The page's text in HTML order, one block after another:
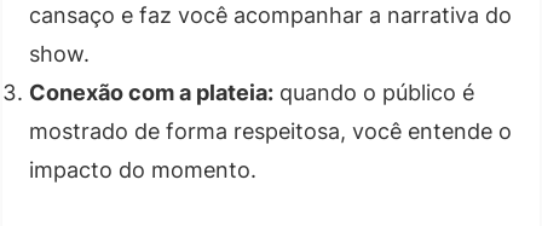
cansaço e faz você acompanhar a narrativa do
show.
Conexão com a plateia: quando o público é
mostrado de forma respeitosa, você entende o
impacto do momento.